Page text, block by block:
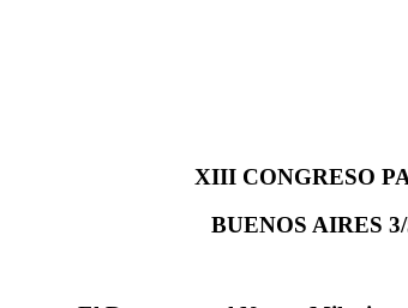
XIII CONGRESO
BUENOS AIRES